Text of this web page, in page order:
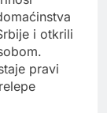
i otkrili
pravi